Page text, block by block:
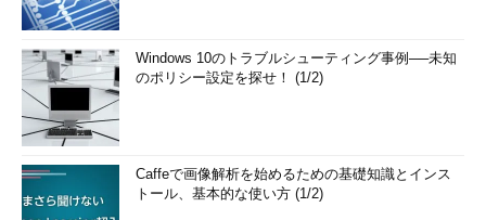
Windows 10のトラブルシューティング事例──未知
のポリシー設定を探せ！ (1/2)
Caffeで画像解析を始めるための基礎知識とインス
トール、基本的な使い方 (1/2)